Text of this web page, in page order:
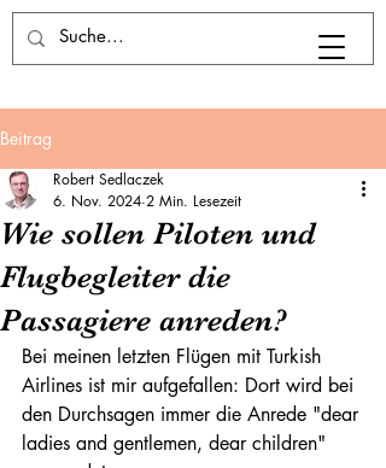
Beitrag
Wie sollen Piloten und
Flugbegleiter die
Passagiere anreden?
Robert Sedlaczek
6. Nov. 2024 2 Min. Lesezeit
Bei meinen letzten Flügen mit Turkish
Airlines ist mir aufgefallen: Dort wird bei
den Durchsagen immer die Anrede "dear
ladies and gentlemen, dear children"